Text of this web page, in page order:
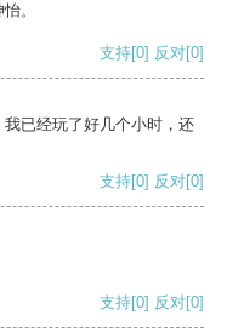
。
支持[0] 反对[0]
已经玩了好几个小时，还
支持[0] 反对[0]
支持[0] 反对[0]